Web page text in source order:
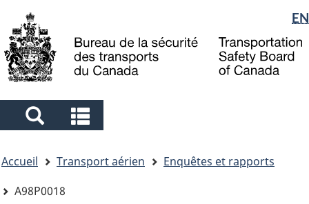
to
main
to
"About
government"
à
la
Sélection
de
la
langue
EN
Search
and
menus
and
menus
êtes
ici
Accueil Transport aérien
Enquêtes et rapports
A98P0018